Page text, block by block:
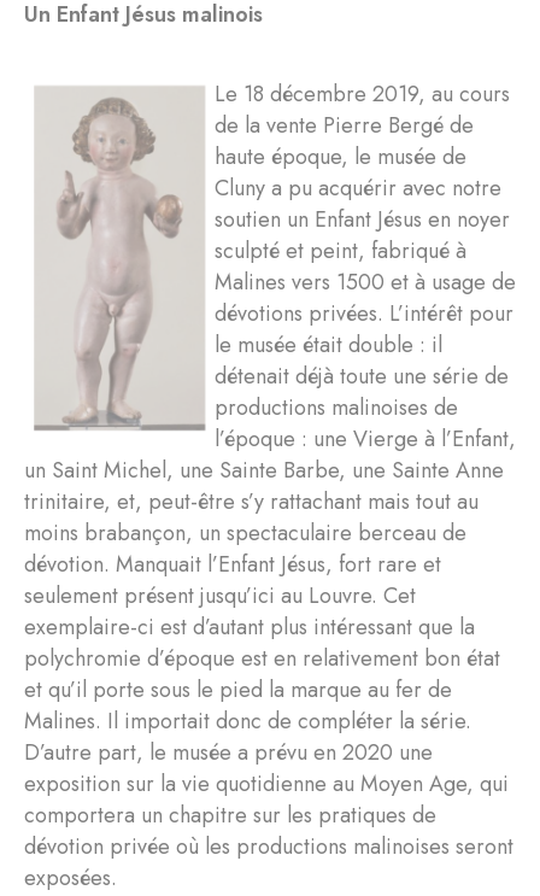
Un Enfant Jésus malinois
Le 18 décembre 2019, au cours
de la vente Pierre Bergé de
haute époque, le musée de
Cluny a pu acquérir avec notre
soutien un Enfant Jésus en noyer
sculpté et peint, fabriqué à
Malines vers 1500 et à usage de
dévotions privées. L’intérêt pour
le musée était double : il
détenait déjà toute une série de
productions malinoises de
l’époque : une Vierge à l’Enfant,
un Saint Michel, une Sainte Barbe, une Sainte Anne
trinitaire, et, peut-être s’y rattachant mais tout au
moins brabançon, un spectaculaire berceau de
dévotion. Manquait l’Enfant Jésus, fort rare et
seulement présent jusqu’ici au Louvre. Cet
exemplaire-ci est d’autant plus intéressant que la
polychromie d’époque est en relativement bon état
et qu’il porte sous le pied la marque au fer de
Malines. Il importait donc de compléter la série.
D’autre part, le musée a prévu en 2020 une
exposition sur la vie quotidienne au Moyen Age, qui
comportera un chapitre sur les pratiques de
dévotion privée où les productions malinoises seront
exposées.